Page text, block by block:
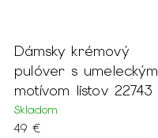
Dámsky krémový
pulóver s umeleckým
motívom listov 22743
Skladom
49 €